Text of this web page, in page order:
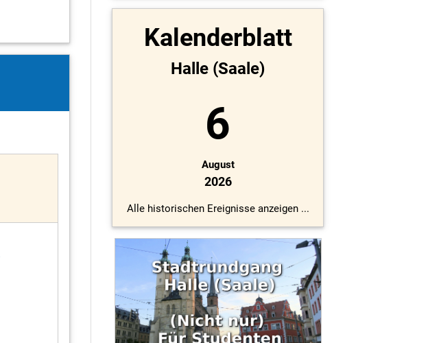
Kalenderblatt
Halle (Saale)
6
August
2026
Alle historischen Ereignisse anzeigen ...